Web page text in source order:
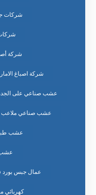
شركات
شركة
شركة اصباغ
عشب صناعي على
عشب صناعي ملاعب
عشب
عشب
عمال جبس بورد
كهربائي